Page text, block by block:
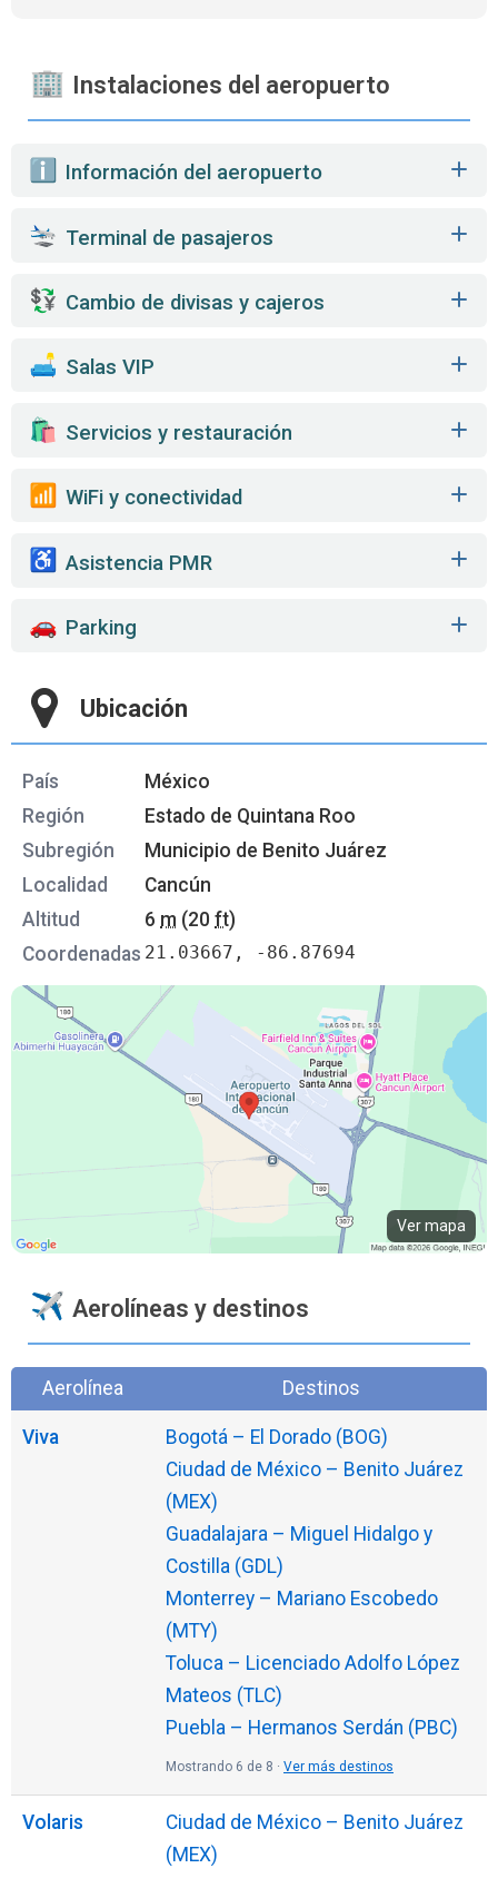
Instalaciones del aeropuerto
️ Información del aeropuerto
Terminal de pasajeros
Cambio de divisas y cajeros
️ Salas VIP
️ Servicios y restauración
WiFi y conectividad
Asistencia PMR
Parking
Ubicación
País
México
Región
Estado de Quintana Roo
Subregión
Municipio de Benito Juárez
Localidad
Cancún
Altitud
6 m (20 ft)
Coordenadas 21.03667, -86.87694
Ver mapa
Aerolíneas y destinos
Aerolínea Destinos
Viva
Bogotá – El Dorado (BOG)
Ciudad de México – Benito Juárez
(MEX)
Guadalajara – Miguel Hidalgo y
Costilla (GDL)
Monterrey – Mariano Escobedo
(MTY)
Toluca – Licenciado Adolfo López
Mateos (TLC)
Puebla – Hermanos Serdán (PBC)
Mostrando 6 de 8 · Ver más destinos
Volaris
Ciudad de México – Benito Juárez
(MEX)